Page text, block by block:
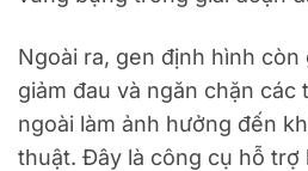
Ngoài ra, gen định hình còn
giảm đau và ngăn chặn các
ngoài làm ảnh hưởng đến
thuật. Đây là công cụ hỗ trợ